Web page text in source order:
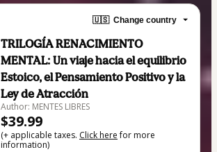
🇺🇸 Change country
TRILOGÍA RENACIMIENTO
MENTAL: Un viaje hacia el equilibrio
Estoico, el Pensamiento Positivo y la
Ley de Atracción
Author: MENTES LIBRES
$39.99
(+ applicable taxes. Click herefor more
information)